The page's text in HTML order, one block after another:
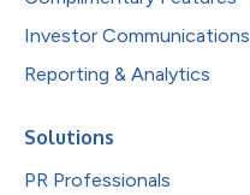
Investor Communications
Reporting & Analytics
Solutions
PR Professionals